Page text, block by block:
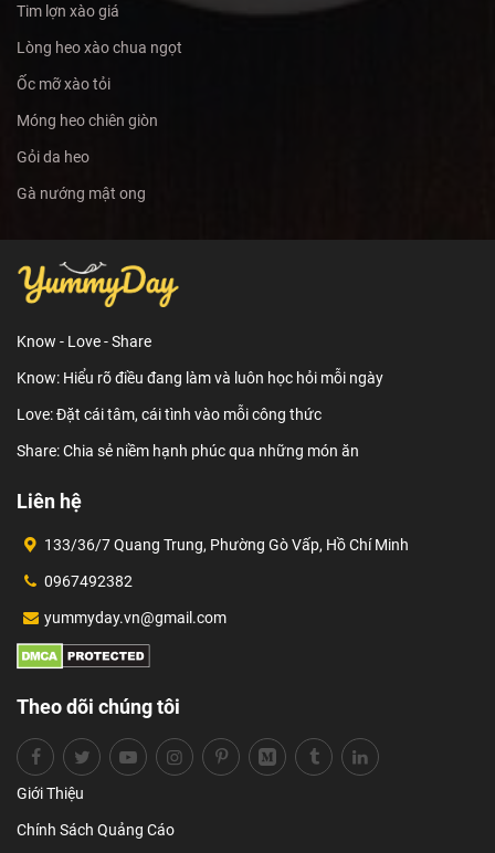
Tim lợn xào giá
Lòng heo xào chua ngọt
Ốc mỡ xào tỏi
Móng heo chiên giòn
Gỏi da heo
Gà nướng mật ong
Know - Love - Share
Know: Hiểu rõ điều đang làm và luôn học hỏi mỗi ngày
Love: Đặt cái tâm, cái tình vào mỗi công thức
Share: Chia sẻ niềm hạnh phúc qua những món ăn
Liên hệ
133/36/7 Quang Trung, Phường Gò Vấp, Hồ Chí Minh
0967492382
yummyday.vn@gmail.com
Theo dõi chúng tôi
Giới Thiệu
Chính Sách Quảng Cáo